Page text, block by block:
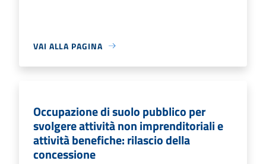
VAI ALLA PAGINA
Occupazione di suolo pubblico per
svolgere attività non imprenditoriali e
attività benefiche: rilascio della
concessione